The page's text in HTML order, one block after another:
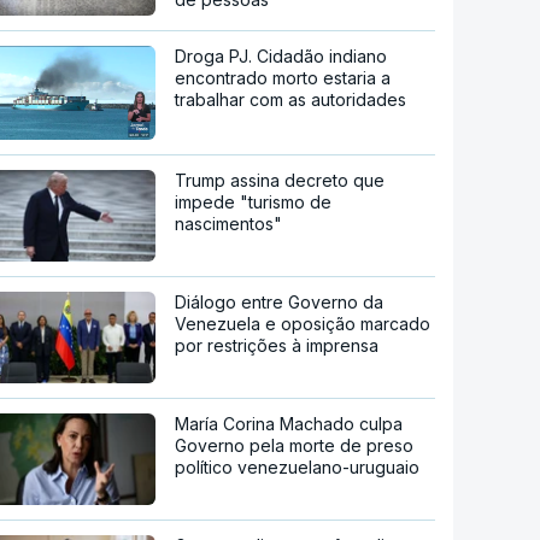
Droga PJ. Cidadão indiano
encontrado morto estaria a
trabalhar com as autoridades
Trump assina decreto que
impede "turismo de
nascimentos"
Diálogo entre Governo da
Venezuela e oposição marcado
por restrições à imprensa
María Corina Machado culpa
Governo pela morte de preso
político venezuelano-uruguaio